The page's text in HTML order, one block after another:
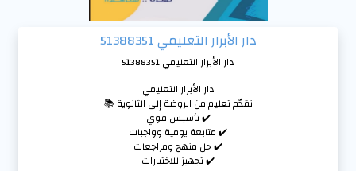
دار الأبرار التعليمي 51388351
دار الأبرار التعليمي 51388351
دار الأبرار التعليمي
نقدّم تعليم من الروضة إلى الثانوية 📚
✔️ تأسيس قوي
✔️ متابعة يومية وواجبات
✔️ حل منهج ومراجعات
✔️ تجهيز للاختبارات